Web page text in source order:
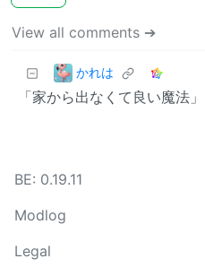
View all comments ➔
かれは
「家から出なくて良い魔法」
BE: 0.19.11
Modlog
Legal